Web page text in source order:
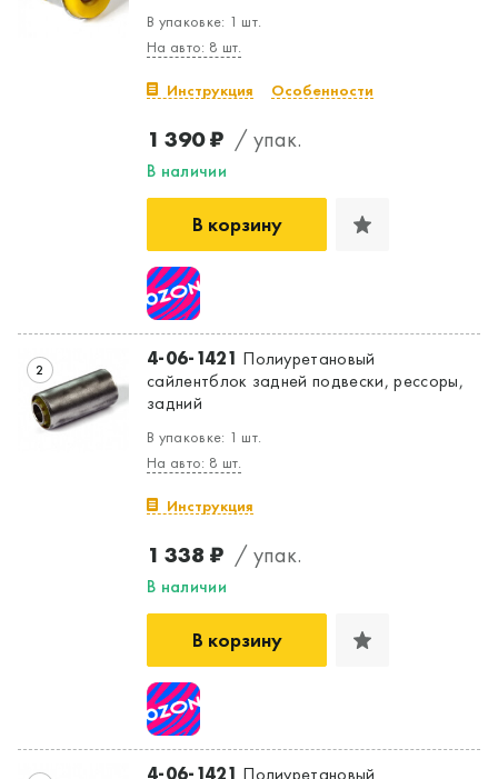
В упаковке: 1 шт.
На авто: 8 шт.
Инструкция Особенности
1 390 ₽ / упак.
В наличии
В корзину
2 4-06-1421 Полиуретановый
сайлентблок задней подвески, рессоры,
задний
В упаковке: 1 шт.
На авто: 8 шт.
Инструкция
1 338 ₽ / упак.
В наличии
В корзину
4-06-1421 Полиуретановый